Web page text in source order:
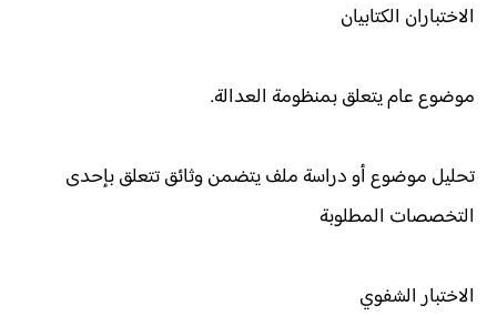
الاختباران الكتابيان
موضوع عام يتعلق بمنظومة العدالة.
تحليل موضوع أو دراسة ملف يتضمن وثائق تتعلق بإحدى
التخصصات المطلوبة
الاختبار الشفوي